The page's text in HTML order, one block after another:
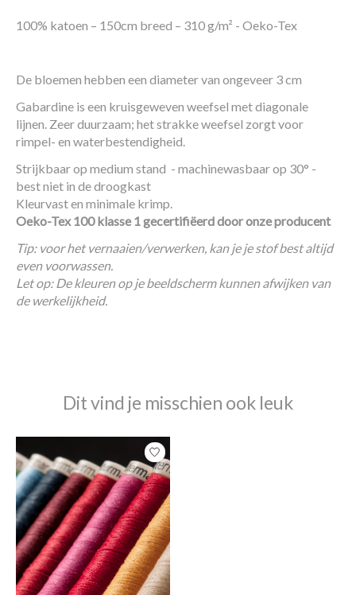
100% katoen – 150cm breed – 310 g/m² - Oeko-Tex
De bloemen hebben een diameter van ongeveer 3 cm
Gabardine is een kruisgeweven weefsel met diagonale
lijnen. Zeer duurzaam; het strakke weefsel zorgt voor
rimpel- en waterbestendigheid.
Strijkbaar op medium stand - machinewasbaar op 30° -
best niet in de droogkast
Kleurvast en minimale krimp.
Oeko-Tex 100 klasse 1 gecertifiëerd door onze producent
Tip: voor het vernaaien/verwerken, kan je je stof best altijd
even voorwassen.
Let op: De kleuren op je beeldscherm kunnen afwijken van
de werkelijkheid.
Dit vind je misschien ook leuk
Items van productcarrousel